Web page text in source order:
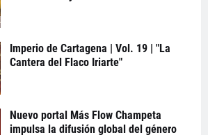
Imperio de Cartagena | Vol. 19 | "La
Cantera del Flaco Iriarte"
Nuevo portal Más Flow Champeta
impulsa la difusión global del género